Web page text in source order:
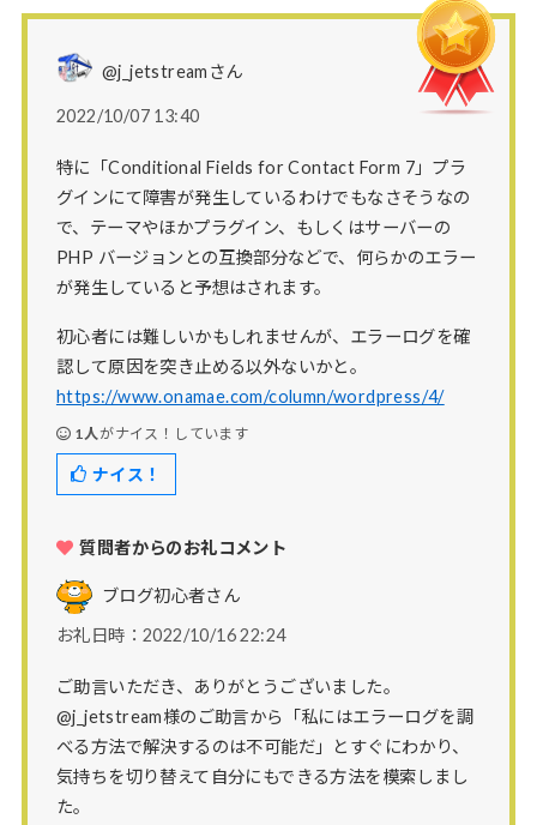
@j_jetstreamさん
2022/10/07 13:40
特に「Conditional Fields for Contact Form 7」プラ
グインにて障害が発生しているわけでもなさそうなの
で、テーマやほかプラグイン、もしくはサーバーの
PHP バージョンとの互換部分などで、何らかのエラー
が発生していると予想はされます。
初心者には難しいかもしれませんが、エラーログを確
認して原因を突き止める以外ないかと。
https://www.onamae.com/column/wordpress/4/
1人がナイス！しています
ナイス！
質問者からのお礼コメント
ブログ初心者さん
お礼日時：2022/10/16 22:24
ご助言いただき、ありがとうございました。
@j_jetstream様のご助言から「私にはエラーログを調
べる方法で解決するのは不可能だ」とすぐにわかり、
気持ちを切り替えて自分にもできる方法を模索しまし
た。